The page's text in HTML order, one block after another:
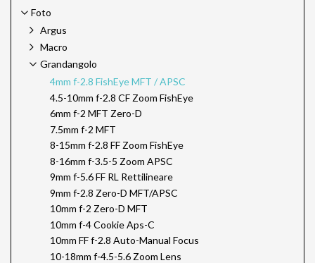
Foto
Argus
Macro
Grandangolo
4mm f-2.8 FishEye MFT / APSC
4.5-10mm f-2.8 CF Zoom FishEye
6mm f-2 MFT Zero-D
7.5mm f-2 MFT
8-15mm f-2.8 FF Zoom FishEye
8-16mm f-3.5-5 Zoom APSC
9mm f-5.6 FF RL Rettilineare
9mm f-2.8 Zero-D MFT/APSC
10mm f-2 Zero-D MFT
10mm f-4 Cookie Aps-C
10mm FF f-2.8 Auto-Manual Focus
10-18mm f-4.5-5.6 Zoom Lens